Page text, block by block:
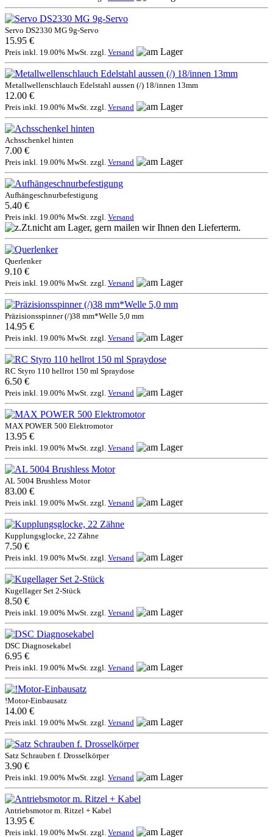
Servo DS2330 MG 9g-Servo
15.95 €
Preis inkl. 19.00% MwSt. zzgl. Versand
Metallwellenschlauch Edelstahl aussen (/) 18/innen 13mm
12.00 €
Preis inkl. 19.00% MwSt. zzgl. Versand
Achsschenkel hinten
7.00 €
Preis inkl. 19.00% MwSt. zzgl. Versand
Aufhängeschnurbefestigung
5.40 €
Preis inkl. 19.00% MwSt. zzgl. Versand
Querlenker
9.10 €
Preis inkl. 19.00% MwSt. zzgl. Versand
Präzisionsspinner (/)38 mm*Welle 5,0 mm
14.95 €
Preis inkl. 19.00% MwSt. zzgl. Versand
RC Styro 110 hellrot 150 ml Spraydose
6.50 €
Preis inkl. 19.00% MwSt. zzgl. Versand
MAX POWER 500 Elektromotor
13.95 €
Preis inkl. 19.00% MwSt. zzgl. Versand
AL 5004 Brushless Motor
83.00 €
Preis inkl. 19.00% MwSt. zzgl. Versand
Kupplungsglocke, 22 Zähne
7.50 €
Preis inkl. 19.00% MwSt. zzgl. Versand
Kugellager Set 2-Stück
8.50 €
Preis inkl. 19.00% MwSt. zzgl. Versand
DSC Diagnosekabel
6.95 €
Preis inkl. 19.00% MwSt. zzgl. Versand
!Motor-Einbausatz
14.00 €
Preis inkl. 19.00% MwSt. zzgl. Versand
Satz Schrauben f. Drosselkörper
3.90 €
Preis inkl. 19.00% MwSt. zzgl. Versand
Antriebsmotor m. Ritzel + Kabel
13.95 €
Preis inkl. 19.00% MwSt. zzgl. Versand